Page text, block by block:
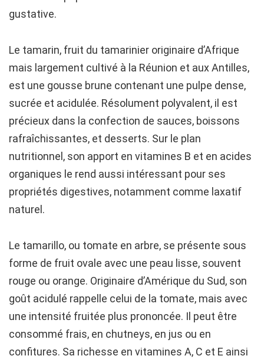
gustative.
Le tamarin, fruit du tamarinier originaire d’Afrique
mais largement cultivé à la Réunion et aux Antilles,
est une gousse brune contenant une pulpe dense,
sucrée et acidulée. Résolument polyvalent, il est
précieux dans la confection de sauces, boissons
rafraîchissantes, et desserts. Sur le plan
nutritionnel, son apport en vitamines B et en acides
organiques le rend aussi intéressant pour ses
propriétés digestives, notamment comme laxatif
naturel.
Le tamarillo, ou tomate en arbre, se présente sous
forme de fruit ovale avec une peau lisse, souvent
rouge ou orange. Originaire d’Amérique du Sud, son
goût acidulé rappelle celui de la tomate, mais avec
une intensité fruitée plus prononcée. Il peut être
consommé frais, en chutneys, en jus ou en
confitures. Sa richesse en vitamines A, C et E ainsi